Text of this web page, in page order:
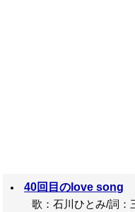
40回目のlove song
歌：石川ひとみ/詞：